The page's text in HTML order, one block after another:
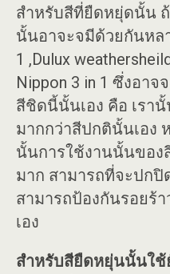
สำหรับสีที่ยืดหยุ่ดนั้น
นั้นอาจะจมีด้วยกันหล
1 ,Dulux
Nippon 3 in 1 ซึ่งอา
สีชิดนี้นั้นเอง คือ เรา
มากกว่าสีปกตินั้นเอง
นั้นการใช้งานนั้นของ
มาก สามารถที่จะปกปิ
สามารถป้องกันรอยร้
เอง
สำหรับสียืดหยุ่นนั้นใช้